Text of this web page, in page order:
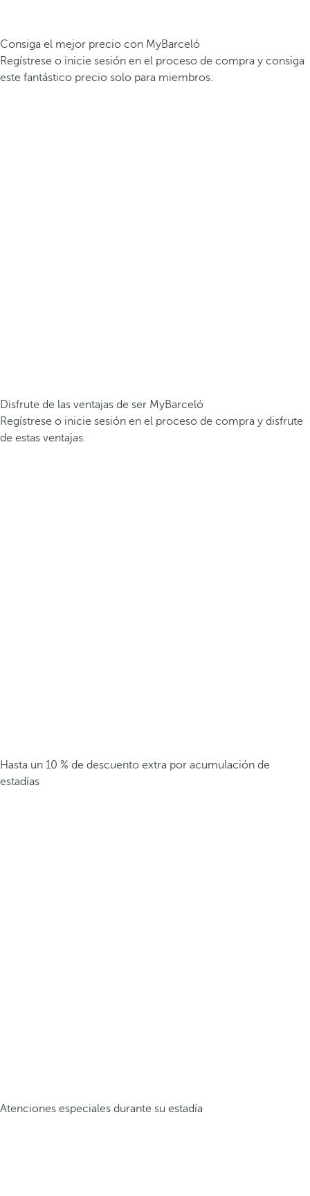
Consiga el mejor precio con MyBarceló
Regístrese o inicie sesión en el proceso de compra y consiga
este fantástico precio solo para miembros.
Disfrute de las ventajas de ser MyBarceló
Regístrese o inicie sesión en el proceso de compra y disfrute
de estas ventajas.
Hasta un 10 % de descuento extra por acumulación de
estadías
Atenciones especiales durante su estadía